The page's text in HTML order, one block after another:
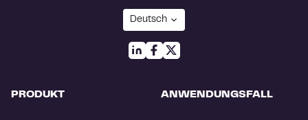
PRODUKT ANWENDUNGSFALL